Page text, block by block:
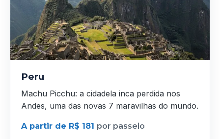
Peru
Machu Picchu: a cidadela inca perdida nos
Andes, uma das novas 7 maravilhas do mundo.
A partir de R$ 181 por passeio